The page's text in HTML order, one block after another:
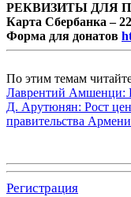
РЕКВИЗИТЫ ДЛЯ
Карта Сбербанка –
Форма для донатов
По этим темам
Лаврентий Амшенци:
Д. Арутюнян: Рост цен
правительства
Регистрация